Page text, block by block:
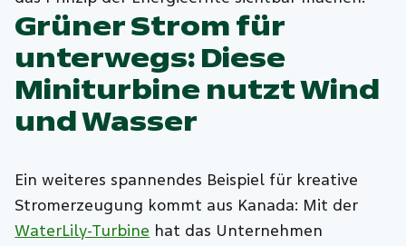
Grüner Strom für
unterwegs: Diese
Miniturbine nutzt Wind
und Wasser
Ein weiteres spannendes Beispiel für kreative
Stromerzeugung kommt aus Kanada: Mit der
WaterLily‑Turbine hat das Unternehmen